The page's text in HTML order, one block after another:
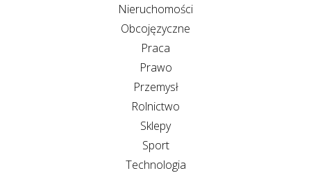
Nieruchomości
Obcojęzyczne
Praca
Prawo
Przemysł
Rolnictwo
Sklepy
Sport
Technologia